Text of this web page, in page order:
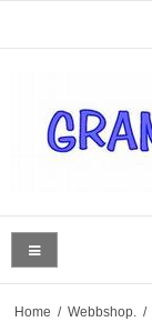
Home / Webbshop. /